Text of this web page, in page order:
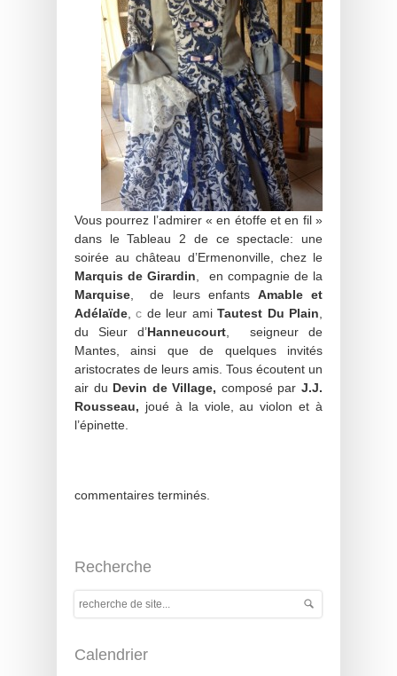
Vous pourrez l’admirer « en étoffe et en fil »
dans le Tableau 2 de ce spectacle: une
soirée au château d’Ermenonville, chez le
Marquis de Girardin , en compagnie de la
Marquise , de leurs enfants Amable et
Adélaïde ,c de leur amiTautest Du Plain
du Sieur d’Hanneucourt , seigneur de
Mantes, ainsi que de quelques invités
aristocrates de leurs amis. Tous écoutent un
air du Devin de Village, composé parJ.J.
Rousseau, joué à la viole, au violon et à
l’épinette.
commentaires terminés.
Recherche
Calendrier